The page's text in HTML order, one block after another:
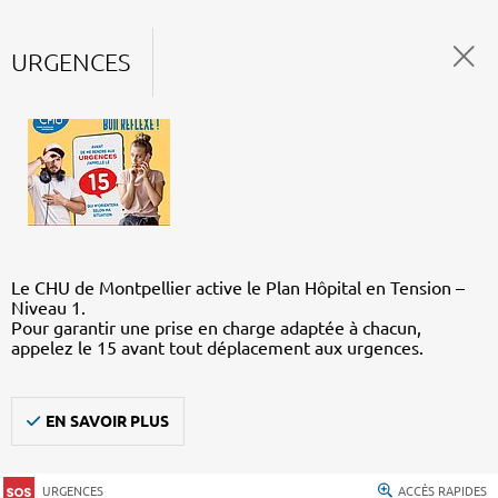
URGENCES
Le CHU de Montpellier active le Plan Hôpital en Tension –
Niveau 1.
Pour garantir une prise en charge adaptée à chacun,
appelez le 15 avant tout déplacement aux urgences.
EN SAVOIR PLUS
URGENCES ACCÈS RAPIDES